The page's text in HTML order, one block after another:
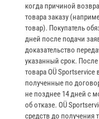
когда причиной
товара заказу
товар). Покупатель
дней после подачи
доказательство
указанный срок.
товара OÜ
полученные по
не позднее 14 дней с
об отказе. OÜ
средств до получения